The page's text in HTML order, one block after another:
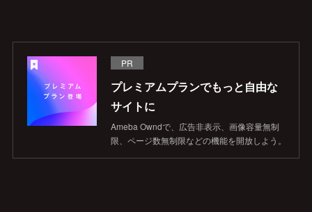
PR
プレミアムプランでもっと自由な
サイトに
Ameba Owndで、広告非表示、画像容量無制
限、ページ数無制限などの機能を開放しよう。